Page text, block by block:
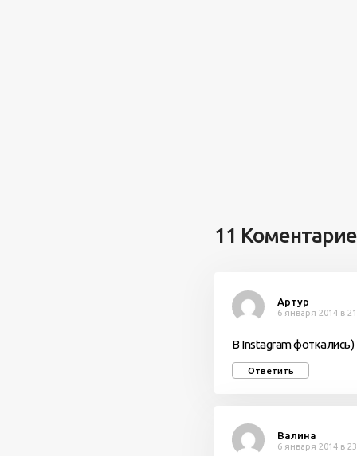
11
Артур
6 января 2014 в
В Instagram фоткались)
Ответить
Валина
6 января 2014 в